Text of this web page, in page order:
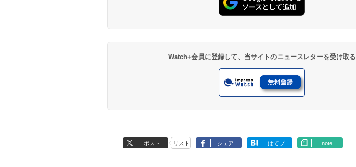
Watch+会員に登録して、当サイトのニュースレターを受け取る
ポスト リスト シェア はてブ note